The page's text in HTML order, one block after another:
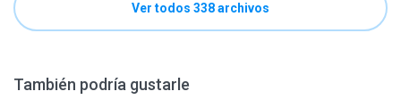
Ver todos 338 archivos
También podría gustarle